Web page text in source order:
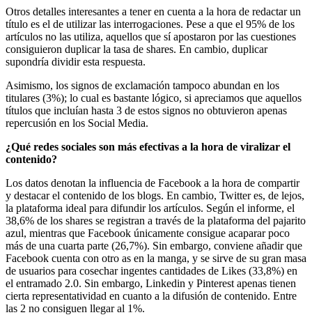
Otros detalles interesantes a tener en cuenta a la hora de redactar un
título es el de utilizar las interrogaciones. Pese a que el 95% de los
artículos no las utiliza, aquellos que sí apostaron por las cuestiones
consiguieron duplicar la tasa de shares. En cambio, duplicar
supondría dividir esta respuesta.
Asimismo, los signos de exclamación tampoco abundan en los
titulares (3%); lo cual es bastante lógico, si apreciamos que aquellos
títulos que incluían hasta 3 de estos signos no obtuvieron apenas
repercusión en los Social Media.
¿Qué redes sociales son más efectivas a la hora de viralizar el
contenido?
Los datos denotan la influencia de Facebook a la hora de compartir
y destacar el contenido de los blogs. En cambio, Twitter es, de lejos,
la plataforma ideal para difundir los artículos. Según el informe, el
38,6% de los shares se registran a través de la plataforma del pajarito
azul, mientras que Facebook únicamente consigue acaparar poco
más de una cuarta parte (26,7%). Sin embargo, conviene añadir que
Facebook cuenta con otro as en la manga, y se sirve de su gran masa
de usuarios para cosechar ingentes cantidades de Likes (33,8%) en
el entramado 2.0. Sin embargo, Linkedin y Pinterest apenas tienen
cierta representatividad en cuanto a la difusión de contenido. Entre
las 2 no consiguen llegar al 1%.